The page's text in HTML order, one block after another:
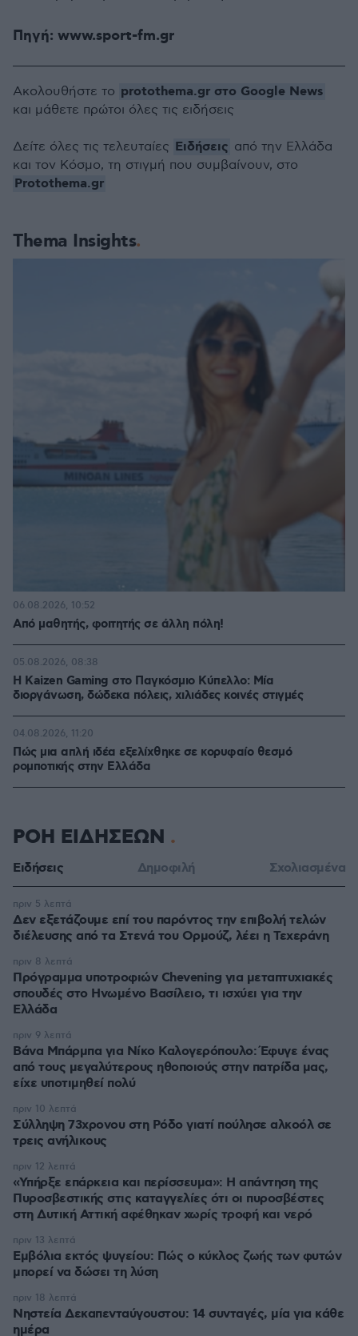
Πηγή: www.sport-fm.gr
Thema Insights
Από μαθητής, φοιτητής σε άλλη πόλη!
06.08.2026, 10:52
H Kaizen Gaming στο Παγκόσμιο Kύπελλο: Μία
διοργάνωση, δώδεκα πόλεις, χιλιάδες κοινές στιγμές
05.08.2026, 08:38
Πώς μια απλή ιδέα εξελίχθηκε σε κορυφαίο θεσμό
ρομποτικής στην Ελλάδα
04.08.2026, 11:20
Ακολουθήστε το protothema.gr στο Google News
και μάθετε πρώτοι όλες τις ειδήσεις
Δείτε όλες τις τελευταίες Ειδήσεις από την Ελλάδα
και τον Κόσμο, τη στιγμή που συμβαίνουν, στο
Protothema.gr
ΡΟΗ ΕΙΔΗΣΕΩΝ
Ειδήσεις Δημοφιλή Σχολιασμένα
Δεν εξετάζουμε επί του παρόντος την επιβολή τελών
διέλευσης από τα Στενά του Ορμούζ, λέει η Τεχεράνη
πριν 5 λεπτά
Πρόγραμμα υποτροφιών Chevening για μεταπτυχιακές
σπουδές στο Ηνωμένο Βασίλειο, τι ισχύει για την
Ελλάδα
πριν 8 λεπτά
Βάνα Μπάρμπα για Νίκο Καλογερόπουλο: Έφυγε ένας
από τους μεγαλύτερους ηθοποιούς στην πατρίδα μας,
είχε υποτιμηθεί πολύ
πριν 9 λεπτά
Σύλληψη 73χρονου στη Ρόδο γιατί πούλησε αλκοόλ σε
τρεις ανήλικους
πριν 10 λεπτά
«Υπήρξε επάρκεια και περίσσευμα»: Η απάντηση της
Πυροσβεστικής στις καταγγελίες ότι οι πυροσβέστες
στη Δυτική Αττική αφέθηκαν χωρίς τροφή και νερό
πριν 12 λεπτά
Εμβόλια εκτός ψυγείου: Πώς ο κύκλος ζωής των φυτών
μπορεί να δώσει τη λύση
πριν 13 λεπτά
Νηστεία Δεκαπενταύγουστου: 14 συνταγές, μία για κάθε
ημέρα
πριν 18 λεπτά